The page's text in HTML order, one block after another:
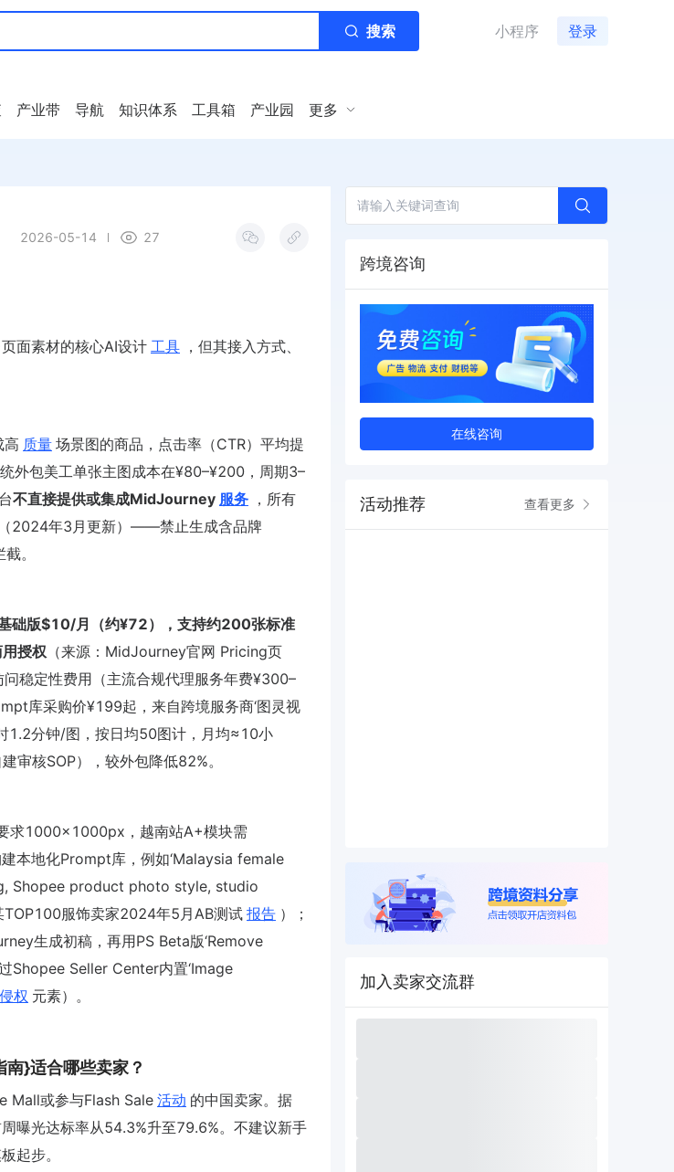
搜索 小程序 登录
产业带 导航 知识体系 工具箱 产业园 更多
2026-05-14 27
面素材的核心AI设计工具 ，但其接入方式、
高 质量 场景图的商品，点击率（CTR）平均提
外包美工单张主图成本在¥80–¥200，周期3–
不直接提供或集成MidJourney 服务 ，所有
2024年3月更新）——禁止生成含品牌
。
础版$10/月（约¥72），支持约200张标准
授权 （来源：MidJourney官网 Pricing页
稳定性费用（主流合规代理服务年费¥300–
库采购价¥199起，来自跨境服务商‘图灵视
1.2分钟/图，按日均50图计，月均≈10小
审核SOP），较外包降低82%。
求1000×1000px，越南站A+模块需
地化Prompt库，例如‘Malaysia female
Shopee product photo style, studio
TOP100服饰卖家2024年5月AB测试 报告 ）；
生成初稿，再用PS Beta版‘Remove
Shopee Seller Center内置‘Image
侵权 元素）。
}适合哪些卖家？
Mall或参与Flash Sale 活动 的中国卖家。据
曝光达标率从54.3%升至79.6%。不建议新手
起步。
跨境咨询
在线咨询
活动推荐 查看更多
加入卖家交流群